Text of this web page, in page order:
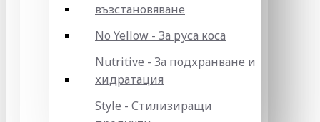
възстановяване
No Yellow - За руса коса
Nutritive - За подхранване и
хидратация
Style - Стилизиращи